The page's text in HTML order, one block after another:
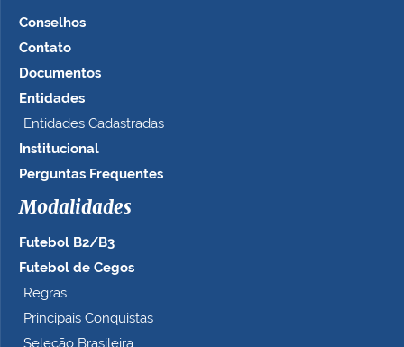
e
o
t
a
n
o
o
m
e
t
Conselhos
Contato
Documentos
Entidades
Entidades Cadastradas
Institucional
Perguntas Frequentes
Modalidades
Futebol B2/B3
Futebol de Cegos
Regras
Principais Conquistas
Seleção Brasileira